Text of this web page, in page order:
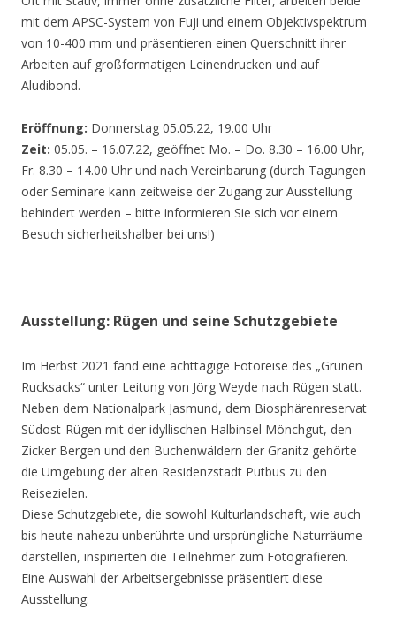
mit dem APSC-System von Fuji und einem Objektivspektrum
von 10-400 mm und präsentieren einen Querschnitt ihrer
Arbeiten auf großformatigen Leinendrucken und auf
Aludibond.
Eröffnung: Donnerstag 05.05.22, 19.00 Uhr
Zeit: 05.05. – 16.07.22, geöffnet Mo. – Do. 8.30 – 16.00 Uhr,
Fr. 8.30 – 14.00 Uhr und nach Vereinbarung (durch Tagungen
oder Seminare kann zeitweise der Zugang zur Ausstellung
behindert werden – bitte informieren Sie sich vor einem
Besuch sicherheitshalber bei uns!)
Ausstellung: Rügen und seine Schutzgebiete
Im Herbst 2021 fand eine achttägige Fotoreise des „Grünen
Rucksacks“ unter Leitung von Jörg Weyde nach Rügen statt.
Neben dem Nationalpark Jasmund, dem Biosphärenreservat
Südost-Rügen mit der idyllischen Halbinsel Mönchgut, den
Zicker Bergen und den Buchenwäldern der Granitz gehörte
die Umgebung der alten Residenzstadt Putbus zu den
Reisezielen.
Diese Schutzgebiete, die sowohl Kulturlandschaft, wie auch
bis heute nahezu unberührte und ursprüngliche Naturräume
darstellen, inspirierten die Teilnehmer zum Fotografieren.
Eine Auswahl der Arbeitsergebnisse präsentiert diese
Ausstellung.